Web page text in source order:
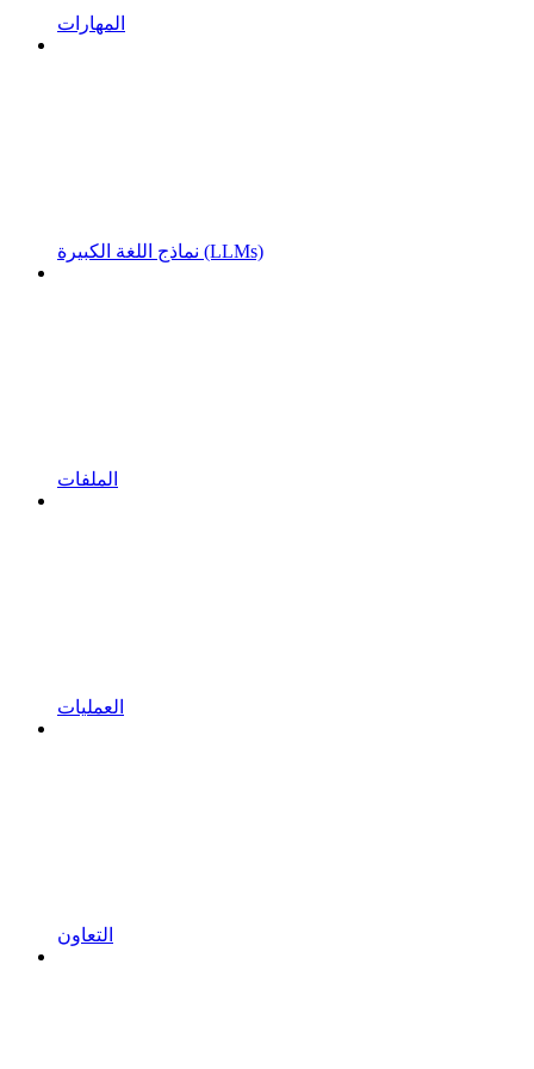
المهارات
نماذج اللغة الكبيرة (LLMs)
الملفات
العمليات
التعاون